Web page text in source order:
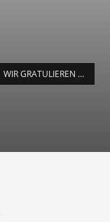
WIR GRATULIEREN …